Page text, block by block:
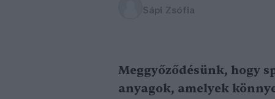
Sápi Zsófia
Meggyőződésünk, hogy
anyagok, amelyek